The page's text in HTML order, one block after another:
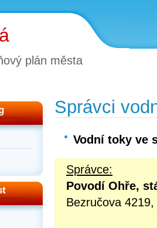
plán města
Správci
Vodní toky ve
Správce:
Povodí Ohře,
Bezručova